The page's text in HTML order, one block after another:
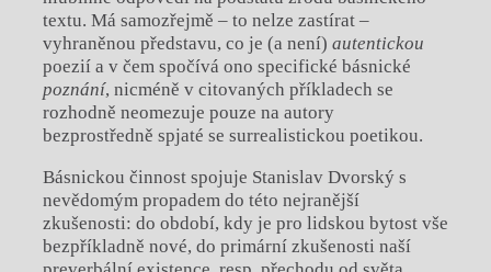
textu. Má samozřejmě – to nelze zastírat –
vyhraněnou představu, co je (a není) autentickou
poezií a v čem spočívá ono specifické básnické
poznání, nicméně v citovaných příkladech se
rozhodně neomezuje pouze na autory
bezprostředně spjaté se surrealistickou poetikou.
Básnickou činnost spojuje Stanislav Dvorský s
nevědomým propadem do této nejranější
zkušenosti: do období, kdy je pro lidskou bytost vše
bezpříkladně nové, do primární zkušenosti naší